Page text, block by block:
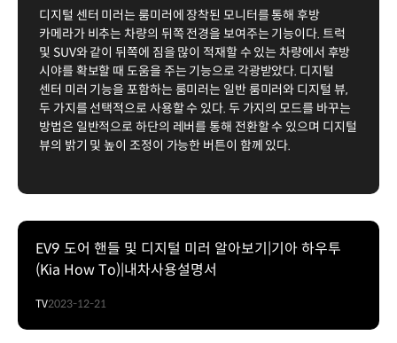
디지털 센터 미러는 룸미러에 장착된 모니터를 통해 후방
카메라가 비추는 차량의 뒤쪽 전경을 보여주는 기능이다. 트럭
및 SUV와 같이 뒤쪽에 짐을 많이 적재할 수 있는 차량에서 후방
시야를 확보할 때 도움을 주는 기능으로 각광받았다. 디지털
센터 미러 기능을 포함하는 룸미러는 일반 룸미러와 디지털 뷰,
두 가지를 선택적으로 사용할 수 있다. 두 가지의 모드를 바꾸는
방법은 일반적으로 하단의 레버를 통해 전환할 수 있으며 디지털
뷰의 밝기 및 높이 조정이 가능한 버튼이 함께 있다.
EV9 도어 핸들 및 디지털 미러 알아보기|기아 하우투
(Kia How To)|내차사용설명서
TV2023-12-21